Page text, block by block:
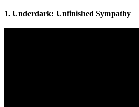
1. Underdark: Unfinished Sympathy